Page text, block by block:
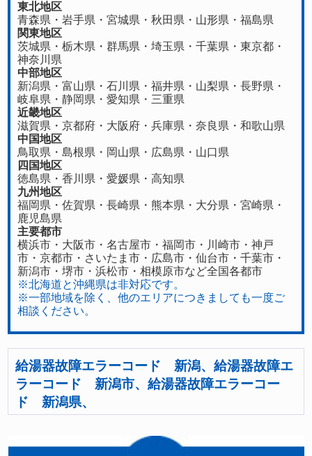
東北地区
青森県 ・岩手県 ・宮城県 ・秋田県 ・ 山形県 ・福島県
関東地区
茨城県 ・栃木県 ・群馬県 ・埼玉県 ・千葉県 ・東京都 ・
神奈川県
中部地区
新潟県 ・富山県 ・石川県 ・福井県 ・ 山梨県 ・長野県 ・
岐阜県 ・静岡県 ・愛知県 ・ 三重県
近畿地区
滋賀県 ・京都府 ・ 大阪府 ・兵庫県 ・奈良県 ・和歌山県
中国地区
鳥取県 ・島根県 ・ 岡山県 ・ 広島県 ・ 山口県
四国地区
徳島県 ・香川県・愛媛県 ・高知県
九州地区
福岡県 ・佐賀県 ・長崎県・ 熊本県 ・ 大分県 ・宮崎県 ・
鹿児島県
主要都市
横浜市・大阪市・名古屋市・福岡市・川崎市・神戸
市・京都市・さいたま市・広島市・仙台市・千葉市・
新潟市・堺市・浜松市・相模原市など全国各都市
※北海道と沖縄県は非対応です。
※一部地域を除く、他のエリアにつきましても一度ご
相談ください。
給湯器故障エラーコード 新潟、給湯器故障エ
ラーコード 新潟市、給湯器故障エラーコー
ド 新潟県、